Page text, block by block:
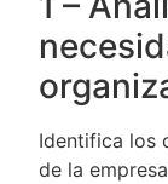
Identifica los
de la